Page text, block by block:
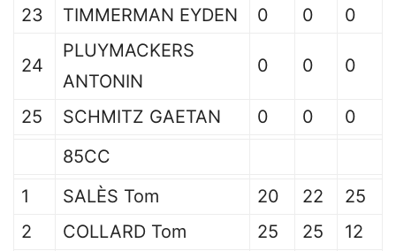
23
TIMMERMAN EYDEN 0 0 0
24
PLUYMACKERS
ANTONIN
0 0 0
25 SCHMITZ GAETAN 0 0
0
85CC
1
SALÈS Tom 20 22
25
2
COLLARD Tom 25 25
12